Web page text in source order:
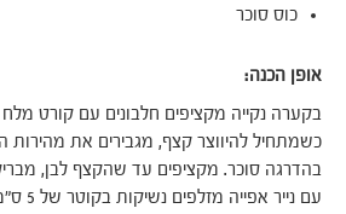
כוס סוכר
אופן הכנה:
בקערה נקייה מקציפים חלבונים עם קורט
כשמתחיל להיווצר קצף, מגבירים את מהירות
בהדרגה סוכר. מקציפים עד שהקצף לבן,
עם